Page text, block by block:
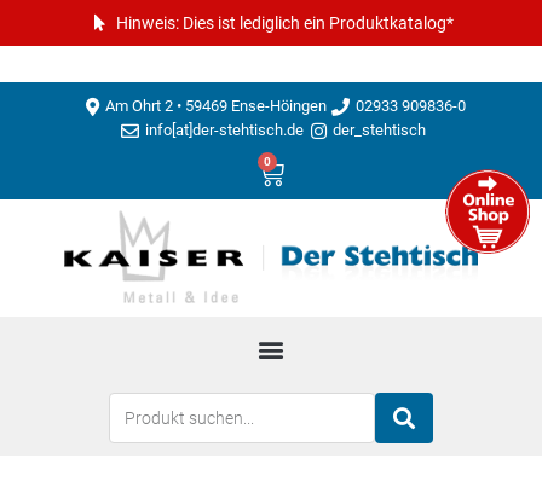
Hinweis: Dies ist lediglich ein Produktkatalog*
Am Ohrt 2 • 59469 Ense-Höingen
02933 909836-0
info[at]der-stehtisch.de
der_stehtisch
0